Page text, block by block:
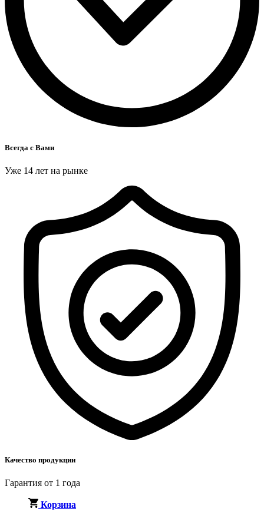
Всегда с Вами
Уже 14 лет на рынке
Качество продукции
Гарантия от 1 года
Корзина